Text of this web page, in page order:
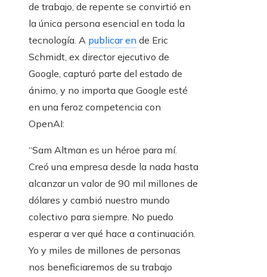
de trabajo, de repente se convirtió en
la única persona esencial en toda la
tecnología. A publicar en de Eric
Schmidt, ex director ejecutivo de
Google, capturó parte del estado de
ánimo, y no importa que Google esté
en una feroz competencia con
OpenAI:
“Sam Altman es un héroe para mí.
Creó una empresa desde la nada hasta
alcanzar un valor de 90 mil millones de
dólares y cambió nuestro mundo
colectivo para siempre. No puedo
esperar a ver qué hace a continuación.
Yo y miles de millones de personas
nos beneficiaremos de su trabajo